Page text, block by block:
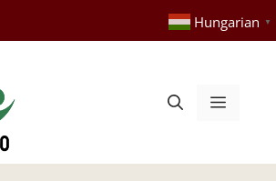
Hungarian ▼
Menü